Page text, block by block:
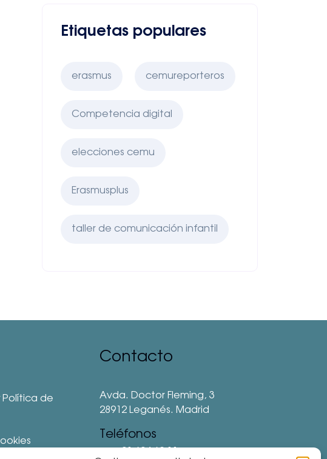
Etiquetas populares
erasmus cemureporteros
Competencia digital
elecciones cemu
Erasmusplus
taller de comunicación infantil
Política de
Contacto
Avda. Doctor Fleming, 3
28912 Leganés. Madrid
Teléfonos